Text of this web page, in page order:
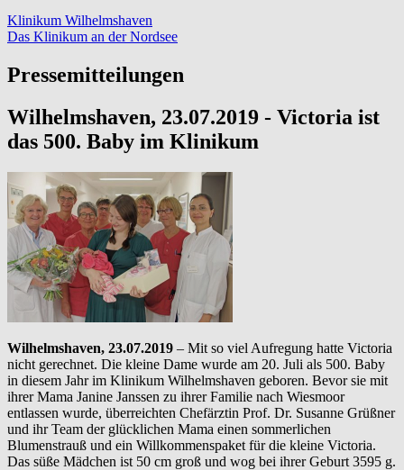
Klinikum Wilhelmshaven
Das Klinikum an der Nordsee
Pressemitteilungen
Wilhelmshaven, 23.07.2019 - Victoria ist
das 500. Baby im Klinikum
Wilhelmshaven, 23.07.2019 – Mit so viel Aufregung hatte Victoria
nicht gerechnet. Die kleine Dame wurde am 20. Juli als 500. Baby
in diesem Jahr im Klinikum Wilhelmshaven geboren. Bevor sie mit
ihrer Mama Janine Janssen zu ihrer Familie nach Wiesmoor
entlassen wurde, überreichten Chefärztin Prof. Dr. Susanne Grüßner
und ihr Team der glücklichen Mama einen sommerlichen
Blumenstrauß und ein Willkommenspaket für die kleine Victoria.
Das süße Mädchen ist 50 cm groß und wog bei ihrer Geburt 3595 g.